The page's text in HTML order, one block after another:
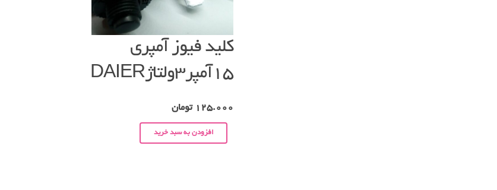
کلید فیوز آمپری
۱۵آمپر۳ولتاژDAIER
125.000 تومان
افزودن به سبد خرید